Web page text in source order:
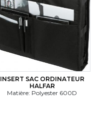
INSERT SAC ORDINATEUR
HALFAR
Matière: Polyester 600D